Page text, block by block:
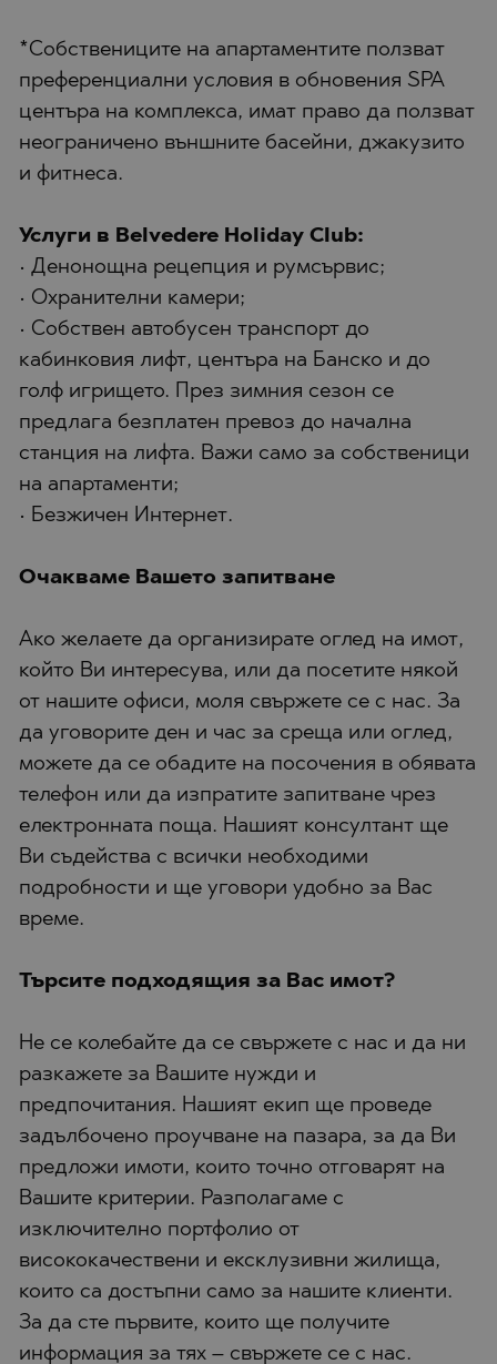
*Собствениците на апартаментите ползват
преференциални условия в обновения SPA
центъра на комплекса, имат право да ползват
неограничено външните басейни, джакузито
и фитнеса.
Услуги в Belvedere Holiday Club:
• Денонощна рецепция и румсървис;
• Охранителни камери;
• Собствен автобусен транспорт до
кабинковия лифт, центъра на Банско и до
голф игрището. През зимния сезон се
предлага безплатен превоз до начална
станция на лифта. Важи само за собственици
на апартаменти;
• Безжичен Интернет.
Очакваме Вашето запитване
Ако желаете да организирате оглед на имот,
който Ви интересува, или да посетите някой
от нашите офиси, моля свържете се с нас. За
да уговорите ден и час за среща или оглед,
можете да се обадите на посочения в обявата
телефон или да изпратите запитване чрез
електронната поща. Нашият консултант ще
Ви съдейства с всички необходими
подробности и ще уговори удобно за Вас
време.
Търсите подходящия за Вас имот?
Не се колебайте да се свържете с нас и да ни
разкажете за Вашите нужди и
предпочитания. Нашият екип ще проведе
задълбочено проучване на пазара, за да Ви
предложи имоти, които точно отговарят на
Вашите критерии. Разполагаме с
изключително портфолио от
висококачествени и ексклузивни жилища,
които са достъпни само за нашите клиенти.
За да сте първите, които ще получите
информация за тях – свържете се с нас.